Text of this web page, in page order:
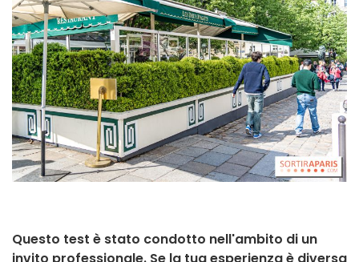
Questo test è stato condotto nell'ambito di un